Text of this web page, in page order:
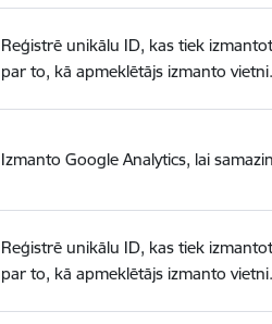
Reģistrē unikālu ID, kas tiek
par to, kā apmeklētājs izmanto vietni.
Izmanto Google Analytics, lai
Reģistrē unikālu ID, kas tiek
par to, kā apmeklētājs izmanto vietni.